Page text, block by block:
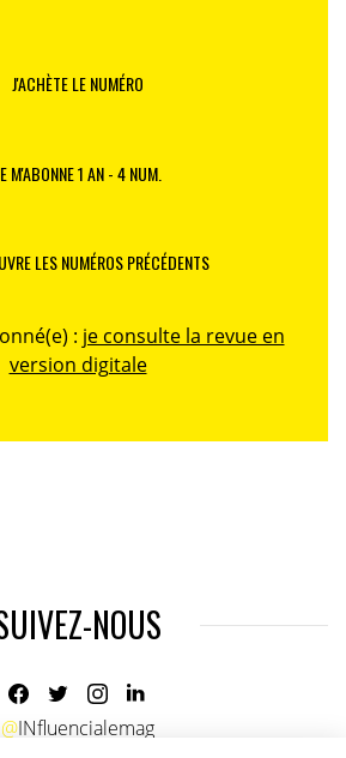
J'ACHÈTE LE NUMÉRO
M'ABONNE 1 AN - 4 NUM.
LES NUMÉROS PRÉCÉDENTS
: je consulte la revue en
version digitale
NOUS
@INfluencialemag